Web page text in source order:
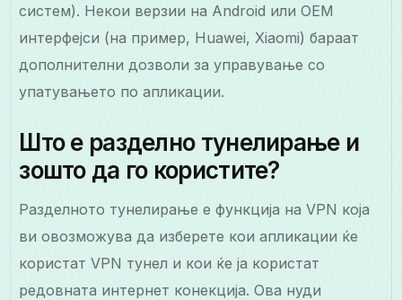
систем). Некои верзии на Android или OEM
интерфејси (на пример, Huawei, Xiaomi) бараат
дополнителни дозволи за управување со
упатувањето по апликации.
Што е разделно тунелирање и
зошто да го користите?
Разделното тунелирање е функција на VPN која
ви овозможува да изберете кои апликации ќе
користат VPN тунел и кои ќе ја користат
редовната интернет конекција. Ова нуди